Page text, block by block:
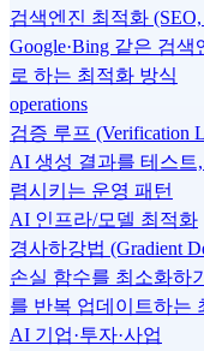
검색엔진 최적화 (SEO,
Google·Bing 같은 검
로 하는 최적화 방식
operations
검증 루프 (Verification
AI 생성 결과를 테스트
렴시키는 운영 패턴
AI 인프라/모델 최적화
경사하강법 (Gradient
손실 함수를 최소화하
를 반복 업데이트하는
AI 기업·투자·사업